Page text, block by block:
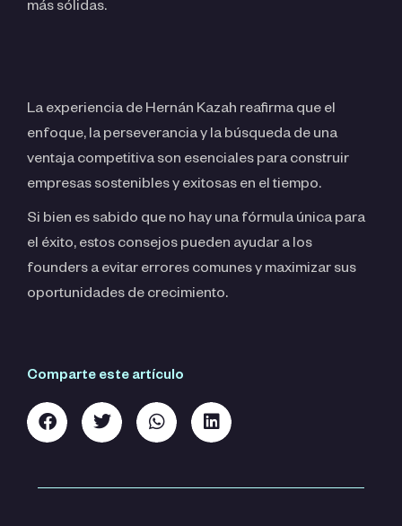
más sólidas.
La experiencia de Hernán Kazah reafirma que el
enfoque, la perseverancia y la búsqueda de una
ventaja competitiva son esenciales para construir
empresas sostenibles y exitosas en el tiempo.
Si bien es sabido que no hay una fórmula única para
el éxito, estos consejos pueden ayudar a los
founders a evitar errores comunes y maximizar sus
oportunidades de crecimiento.
Comparte este artículo